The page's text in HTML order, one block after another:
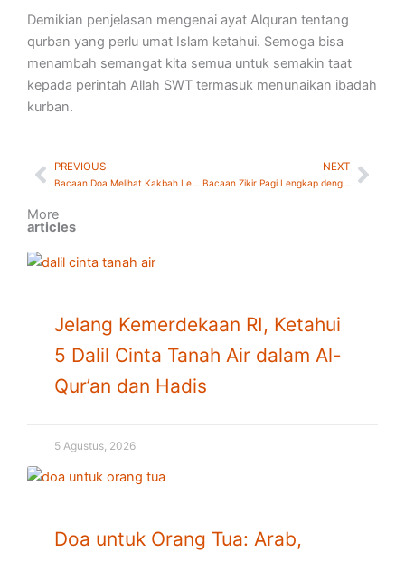
Demikian penjelasan mengenai ayat Alquran tentang
qurban yang perlu umat Islam ketahui. Semoga bisa
menambah semangat kita semua untuk semakin taat
kepada perintah Allah SWT termasuk menunaikan ibadah
kurban.
Prev
PREVIOUS
Bacaan Doa Melihat Kakbah Lengkap Arab, Latin, dan Artinya
NEXT
Bacaan Zikir Pagi Lengkap dengan Artinya: Amalan Sunah Memulai Hari
More
articles
Jelang Kemerdekaan RI, Ketahui
5 Dalil Cinta Tanah Air dalam Al-
Qur’an dan Hadis
5 Agustus, 2026
Doa untuk Orang Tua: Arab,